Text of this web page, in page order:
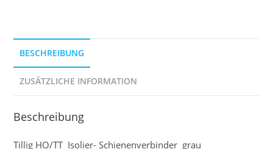
BESCHREIBUNG
ZUSÄTZLICHE INFORMATION
Beschreibung
Tillig HO/TT Isolier- Schienenverbinder grau